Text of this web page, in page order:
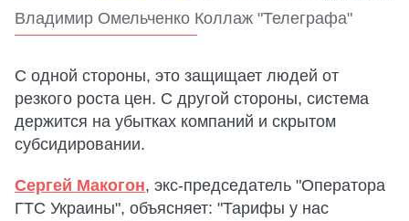
Владимир Омельченко Коллаж "Телеграфа"
С одной стороны, это защищает людей от
резкого роста цен. С другой стороны, система
держится на убытках компаний и скрытом
субсидировании.
Сергей Макогон, экс-председатель "Оператора
ГТС Украины", объясняет: "Тарифы у нас